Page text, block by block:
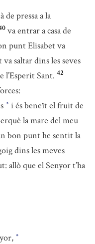
de pressa a la
va entrar a casa de
punt Elisabet va
saltar dins les seves
l’Esperit Sant. 42
* i és beneït el fruit de
la mare del meu
bon punt he sentit la
dins les meves
allò que el Senyor t’ha
*